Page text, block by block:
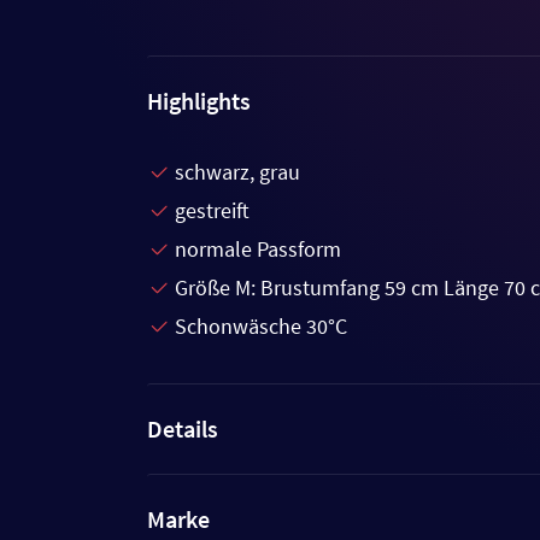
Highlights
schwarz, grau
gestreift
normale Passform
Größe M: Brustumfang 59 cm Länge 70
Schonwäsche 30°C
Details
Marke